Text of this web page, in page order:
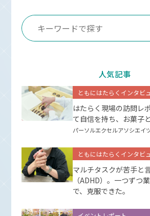
人気記事
ともにはたらくインタビ
はたらく現場の訪問レ
て⾃信を持ち、お菓⼦
パーソルエクセルアソシエイ
ともにはたらくインタビ
マルチタスクが苦手と
（ADHD）。一つずつ
で、克服できた。